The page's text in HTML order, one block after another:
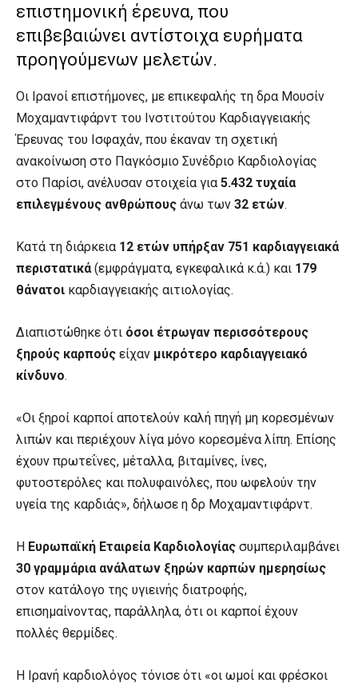
επιστημονική έρευνα, που
επιβεβαιώνει αντίστοιχα ευρήματα
προηγούμενων μελετών.
Οι Ιρανοί επιστήμονες, με επικεφαλής τη δρα Μουσίν
Μοχαμαντιφάρντ του Ινστιτούτου Καρδιαγγειακής
Έρευνας του Ισφαχάν, που έκαναν τη σχετική
ανακοίνωση στο Παγκόσμιο Συνέδριο Καρδιολογίας
στο Παρίσι, ανέλυσαν στοιχεία για 5.432 τυχαία
επιλεγμένους ανθρώπους άνω των 32 ετών.
Κατά τη διάρκεια 12 ετών υπήρξαν 751 καρδιαγγειακά
περιστατικά (εμφράγματα, εγκεφαλικά κ.ά.) και 179
θάνατοι καρδιαγγειακής αιτιολογίας.
Διαπιστώθηκε ότι όσοι έτρωγαν περισσότερους
ξηρούς καρπούς είχαν μικρότερο καρδιαγγειακό
κίνδυνο.
«Οι ξηροί καρποί αποτελούν καλή πηγή μη κορεσμένων
λιπών και περιέχουν λίγα μόνο κορεσμένα λίπη. Επίσης
έχουν πρωτεΐνες, μέταλλα, βιταμίνες, ίνες,
φυτοστερόλες και πολυφαινόλες, που ωφελούν την
υγεία της καρδιάς», δήλωσε η δρ Μοχαμαντιφάρντ.
Η Ευρωπαϊκή Εταιρεία Καρδιολογίας συμπεριλαμβάνει
30 γραμμάρια ανάλατων ξηρών καρπών ημερησίως
στον κατάλογο της υγιεινής διατροφής,
επισημαίνοντας, παράλληλα, ότι οι καρποί έχουν
πολλές θερμίδες.
Η Ιρανή καρδιολόγος τόνισε ότι «οι ωμοί και φρέσκοι